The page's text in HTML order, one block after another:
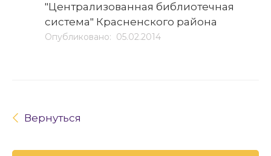
"Централизованная библиотечная
система" Красненского района
Опубликовано: 05.02.2014
Вернуться